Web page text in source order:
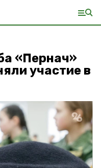
«Пернач»
участие в